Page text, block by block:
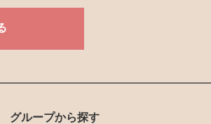
グループから探す